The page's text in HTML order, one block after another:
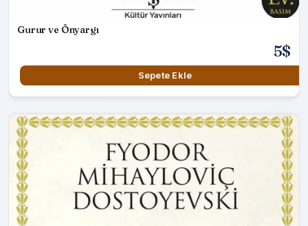
Gurur ve Önyargı
5$
Sepete Ekle